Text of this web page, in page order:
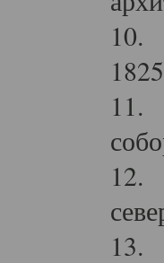
10.
11.
12.
13.